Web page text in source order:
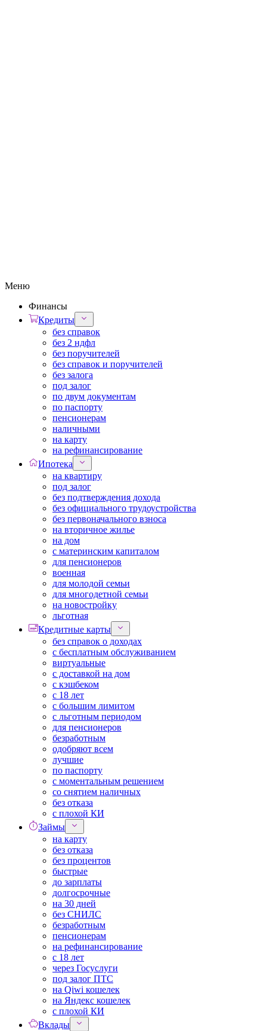
Меню
Финансы
Кредиты
без справок
без 2 ндфл
без поручителей
без справок и поручителей
без залога
под залог
по двум документам
по паспорту
пенсионерам
наличными
на карту
на рефинансирование
Ипотека
на квартиру
под залог
без подтверждения дохода
без официального трудоустройства
без первоначального взноса
на вторичное жилье
на дом
с материнским капиталом
для пенсионеров
военная
для молодой семьи
для многодетной семьи
на новостройку
льготная
Кредитные карты
без справок о доходах
с бесплатным обслуживанием
виртуальные
с доставкой на дом
с кэшбеком
с 18 лет
с большим лимитом
с льготным периодом
для пенсионеров
безработным
одобряют всем
лучшие
по паспорту
с моментальным решением
со снятием наличных
без отказа
с плохой КИ
Займы
на карту
без отказа
без процентов
быстрые
до зарплаты
долгосрочные
на 30 дней
без СНИЛС
безработным
пенсионерам
на рефинансирование
с 18 лет
через Госуслуги
под залог ПТС
на Qiwi кошелек
на Яндекс кошелек
с плохой КИ
Вклады